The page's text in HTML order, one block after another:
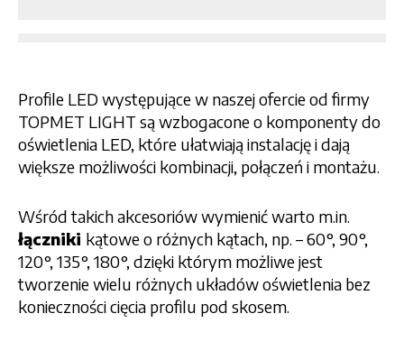
Profile LED występujące w naszej ofercie od firmy
TOPMET LIGHT są wzbogacone o komponenty do
oświetlenia LED, które ułatwiają instalację i dają
większe możliwości kombinacji, połączeń i montażu.
Wśród takich akcesoriów wymienić warto m.in.
łączniki kątowe o różnych kątach, np. – 60°, 90°,
120°, 135°, 180°, dzięki którym możliwe jest
tworzenie wielu różnych układów oświetlenia bez
konieczności cięcia profilu pod skosem.